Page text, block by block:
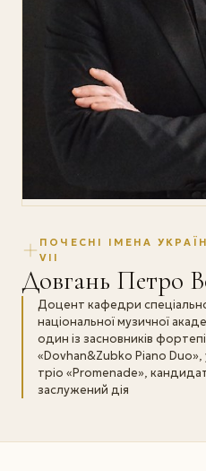
ПОЧЕСНІ ІМЕНА
VII
Довгань Петро
Доцент кафедри
національної музичної
один із засновників
«Dovhan&Zubko Piano Duo»,
тріо «Promenade»,
заслужений дія